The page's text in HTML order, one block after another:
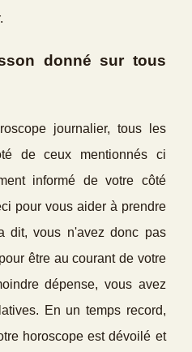
donné sur tous
journalier, tous les
de ceux mentionnés ci
informé de votre côté
pour vous aider à prendre
dit, vous n'avez donc pas
être au courant de votre
dépense, vous avez
En un temps record,
horoscope est dévoilé et